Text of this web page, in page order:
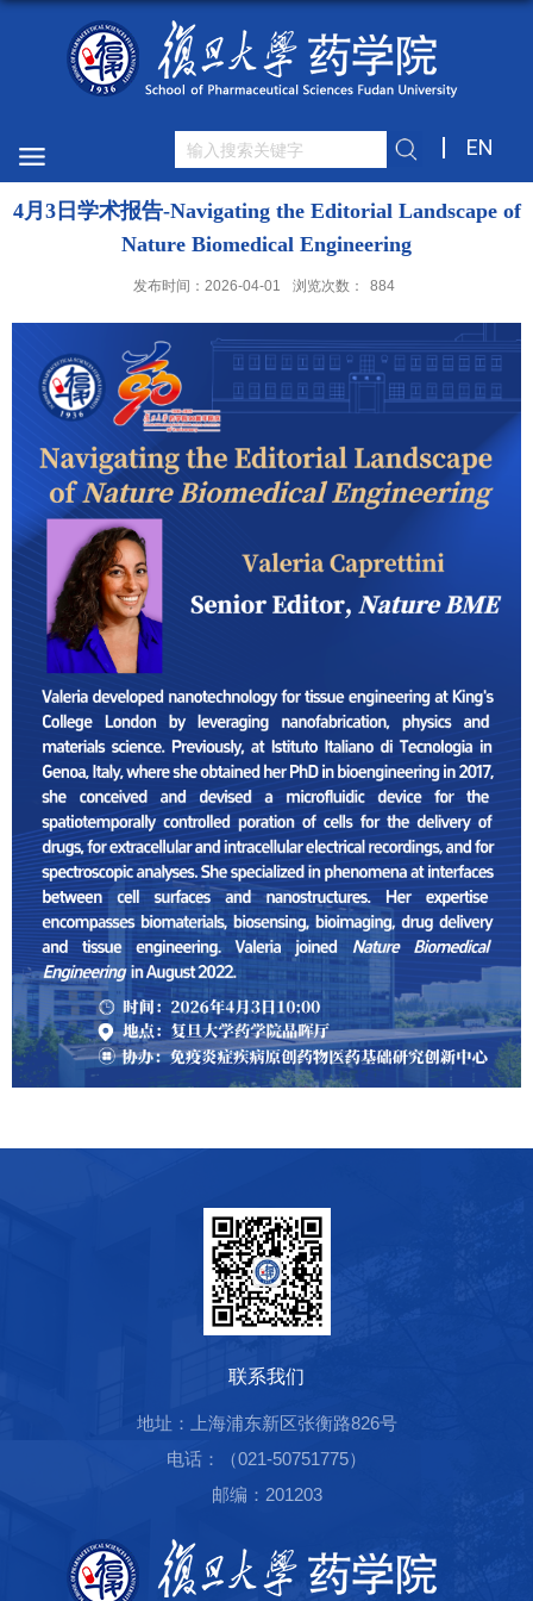
EN
4月3日学术报告-Navigating the Editorial Landscape of
Nature Biomedical Engineering
发布时间：2026-04-01 浏览次数： 884
联系我们
地址：上海浦东新区张衡路826号
电话：（021-50751775）
邮编：201203